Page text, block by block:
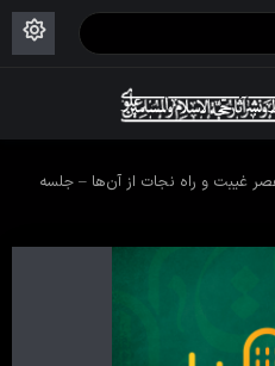
غیبت و راه نجات از آن‌ها – جلسه